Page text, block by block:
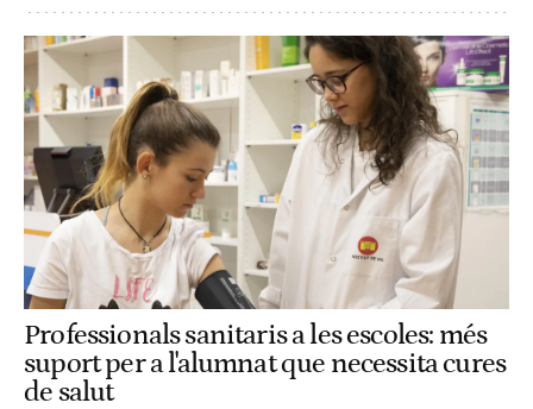
Professionals sanitaris a les escoles: més
suport per a l'alumnat que necessita cures
de salut